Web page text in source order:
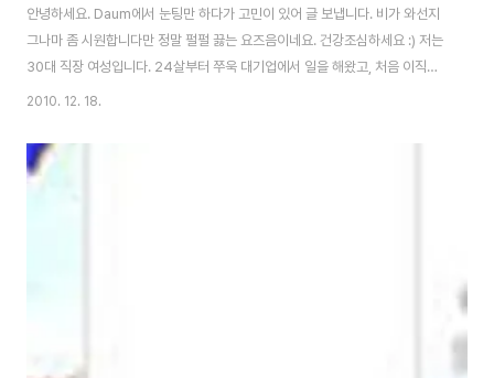
안녕하세요. Daum에서 눈팅만 하다가 고민이 있어 글 보냅니다. 비가 와선지
그나마 좀 시원합니다만 정말 펄펄 끓는 요즈음이네요. 건강조심하세요 :) 저는
30대 직장 여성입니다. 24살부터 쭈욱 대기업에서 일을 해왔고, 처음 이직은
2년 만에 지방에서 서울로 올라왔습니다. 그리고 두 번째 이직은 같은 분야에
이구요. 이번 가을 대리 승진을 앞두고 있습니다. 그런데 제가 하고 싶은 일은
이 쪽이 아니라 이번에 다른 쪽으로 입사 지원을 했습니다. 제가 20**년부터
2010. 12. 18.